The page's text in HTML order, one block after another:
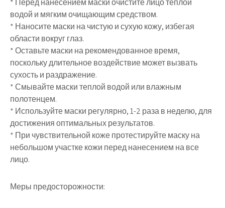
* Перед нанесением маски очистите лицо теплой
водой и мягким очищающим средством.
* Наносите маски на чистую и сухую кожу, избегая
области вокруг глаз.
* Оставьте маски на рекомендованное время,
поскольку длительное воздействие может вызвать
сухость и раздражение.
* Смывайте маски теплой водой или влажным
полотенцем.
* Используйте маски регулярно, 1-2 раза в неделю, для
достижения оптимальных результатов.
* При чувствительной коже протестируйте маску на
небольшом участке кожи перед нанесением на все
лицо.
Меры предосторожности: